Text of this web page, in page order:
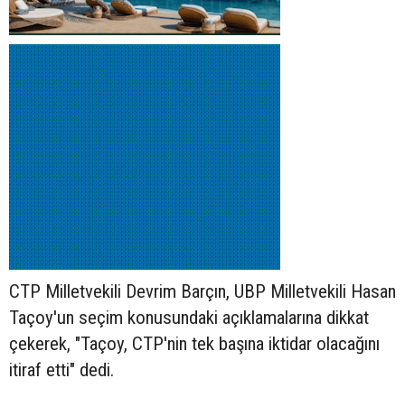
CTP Milletvekili Devrim Barçın, UBP Milletvekili Hasan
Taçoy'un seçim konusundaki açıklamalarına dikkat
çekerek, "Taçoy, CTP'nin tek başına iktidar olacağını
itiraf etti" dedi.